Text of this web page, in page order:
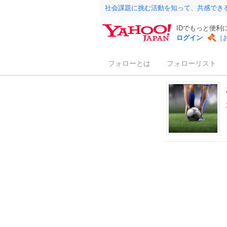
社会課題に挑む活動を知って、共感でき
IDでもっと便利
ログイン
フォローとは フォローリスト